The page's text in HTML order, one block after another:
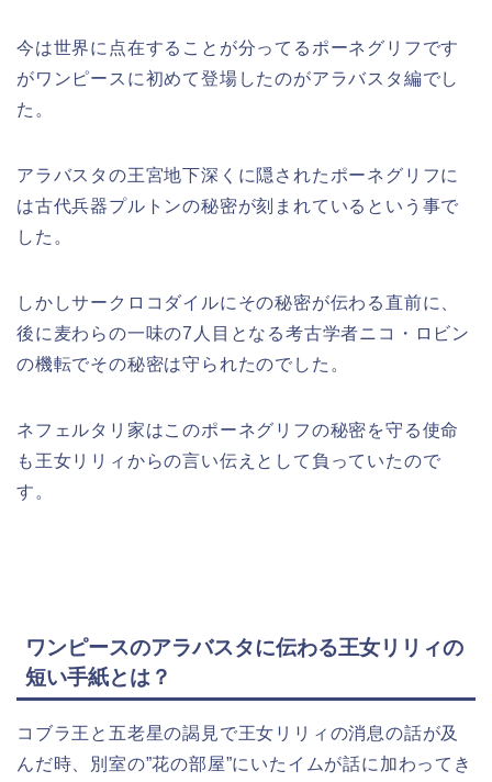
今は世界に点在することが分ってるポーネグリフです
がワンピースに初めて登場したのがアラバスタ編でし
た。
アラバスタの王宮地下深くに隠されたポーネグリフに
は古代兵器プルトンの秘密が刻まれているという事で
した。
しかしサークロコダイルにその秘密が伝わる直前に、
後に麦わらの一味の7人目となる考古学者ニコ・ロビン
の機転でその秘密は守られたのでした。
ネフェルタリ家はこのポーネグリフの秘密を守る使命
も 王女リリィからの言い伝えとして 負っていたので
す。
ワンピースのアラバスタに伝わる王女リリィの
短い手紙とは？
コブラ王と五老星の謁見で王女リリィの消息の話が及
んだ時、別室の”花の部屋”にいたイムが話に加わってき